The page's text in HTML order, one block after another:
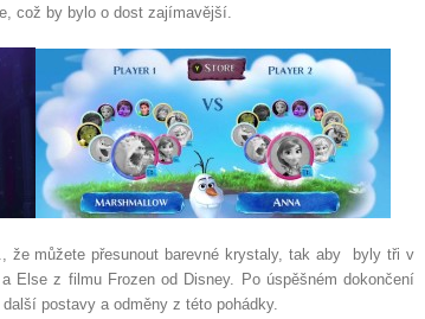
což by bylo o dost zajímavější.
že můžete přesunout barevné krystaly, tak aby byly tři v
Else z filmu Frozen od Disney. Po úspěšném dokončení
postavy a odměny z této pohádky.